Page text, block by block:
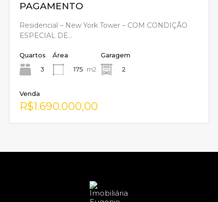
PAGAMENTO
Residencial – New York Tower – COM CONDIÇÃO
ESPECIAL DE…
Quartos
3
Área
175 m2
Garagem
2
Venda
R$1.690.000,00